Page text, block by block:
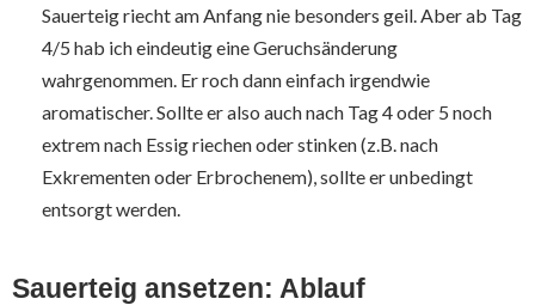
Sauerteig riecht am Anfang nie besonders geil. Aber ab Tag
4/5 hab ich eindeutig eine Geruchsänderung
wahrgenommen. Er roch dann einfach irgendwie
aromatischer. Sollte er also auch nach Tag 4 oder 5 noch
extrem nach Essig riechen oder stinken (z.B. nach
Exkrementen oder Erbrochenem), sollte er unbedingt
entsorgt werden.
Sauerteig ansetzen: Ablauf